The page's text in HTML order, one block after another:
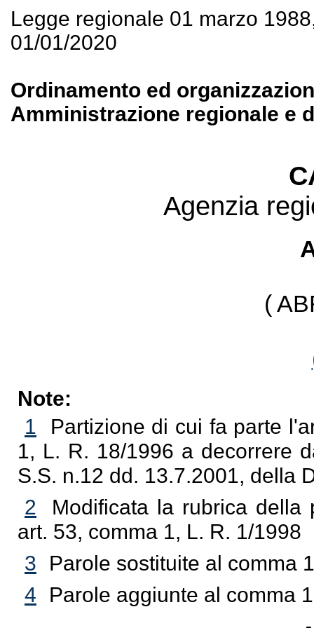
Legge regionale 01 marzo
01/01/2020
Ordinamento ed
Amministrazione regionale e
Agenzia
(
Note:
1
Partizione di cui fa parte
1, L. R. 18/1996 a decorrere
S.S. n.12 dd. 13.7.2001, della
2
Modificata la rubrica
art. 53, comma 1, L. R. 1/1998
3
Parole sostituite al comma
4
Parole aggiunte al comma